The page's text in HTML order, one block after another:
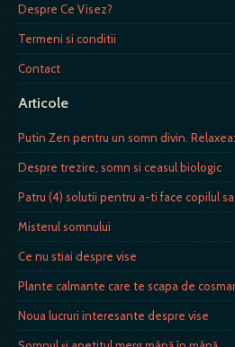
Despre Ce Visez?
Termeni si conditii
Contact
Articole
Putin Zen pentru un somn divin.
Despre trezire, somn si ceasul biologic
Patru (4) solutii pentru a-ti face copilul
Misterul somnului
Ce nu stiai despre vise
Plante calmante care te scapa de
Noua lucruri interesante despre vise